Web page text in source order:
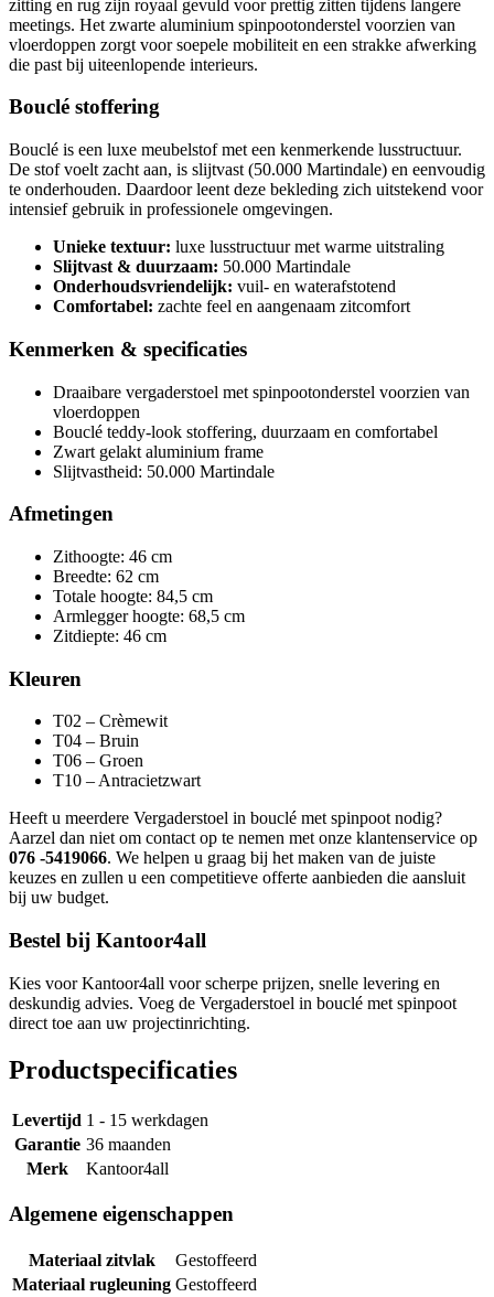
zitting en rug zijn royaal gevuld voor prettig zitten tijdens langere
meetings. Het zwarte aluminium spinpootonderstel voorzien van
vloerdoppen zorgt voor soepele mobiliteit en een strakke afwerking
die past bij uiteenlopende interieurs.
Bouclé stoffering
Bouclé is een luxe meubelstof met een kenmerkende lusstructuur.
De stof voelt zacht aan, is slijtvast (50.000 Martindale) en eenvoudig
te onderhouden. Daardoor leent deze bekleding zich uitstekend voor
intensief gebruik in professionele omgevingen.
Unieke textuur: luxe lusstructuur met warme uitstraling
Slijtvast & duurzaam: 50.000 Martindale
Onderhoudsvriendelijk: vuil- en waterafstotend
Comfortabel: zachte feel en aangenaam zitcomfort
Kenmerken & specificaties
Draaibare vergaderstoel met spinpootonderstel voorzien van
vloerdoppen
Bouclé teddy-look stoffering, duurzaam en comfortabel
Zwart gelakt aluminium frame
Slijtvastheid: 50.000 Martindale
Afmetingen
Zithoogte: 46 cm
Breedte: 62 cm
Totale hoogte: 84,5 cm
Armlegger hoogte: 68,5 cm
Zitdiepte: 46 cm
Kleuren
T02 – Crèmewit
T04 – Bruin
T06 – Groen
T10 – Antracietzwart
Heeft u meerdere Vergaderstoel in bouclé met spinpoot nodig?
Aarzel dan niet om contact op te nemen met onze klantenservice op
076 -5419066. We helpen u graag bij het maken van de juiste
keuzes en zullen u een competitieve offerte aanbieden die aansluit
bij uw budget.
Bestel bij Kantoor4all
Kies voor Kantoor4all voor scherpe prijzen, snelle levering en
deskundig advies. Voeg de Vergaderstoel in bouclé met spinpoot
direct toe aan uw projectinrichting.
Productspecificaties
Levertijd 1 - 15 werkdagen
Garantie 36 maanden
Merk
Kantoor4all
Algemene eigenschappen
Materiaal zitvlak
Gestoffeerd
Materiaal rugleuning Gestoffeerd